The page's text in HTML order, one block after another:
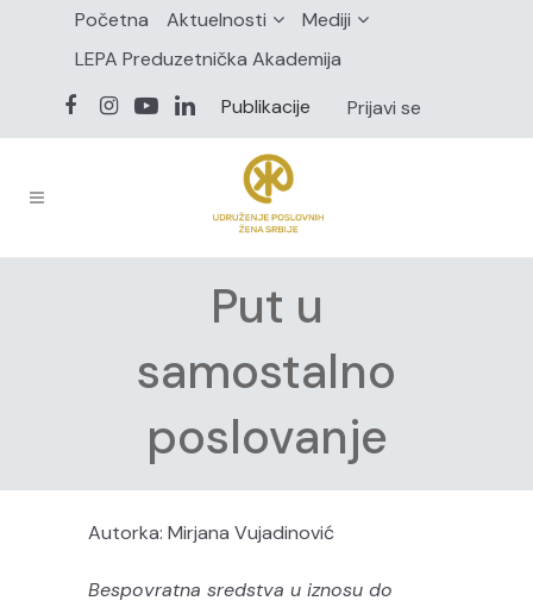
Početna Aktuelnosti
Mediji
LEPA Preduzetnička Akademija
Publikacije
Prijavi se
Put u
samostalno
poslovanje
Autorka: Mirjana Vujadinović
Bespovratna sredstva u iznosu do